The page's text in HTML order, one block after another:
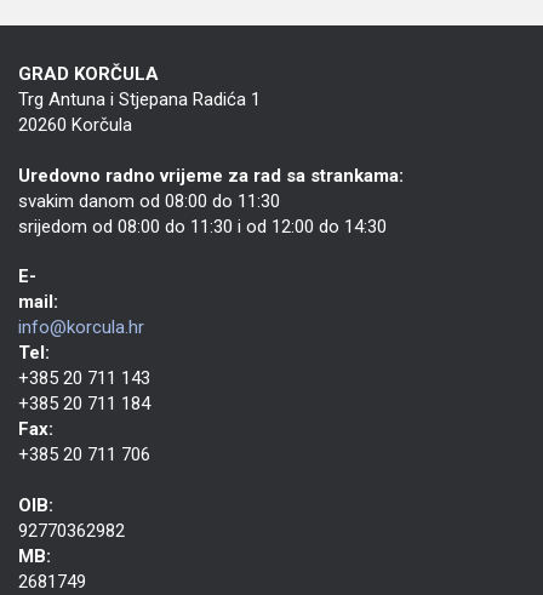
GRAD KORČULA
Trg Antuna i Stjepana Radića 1
20260 Korčula
Uredovno radno vrijeme za rad sa strankama:
svakim danom od 08:00 do 11:30
srijedom od 08:00 do 11:30 i od 12:00 do 14:30
E-
mail:
info@korcula.hr
Tel:
+385 20 711 143
+385 20 711 184
Fax:
+385 20 711 706
OIB:
92770362982
MB:
2681749